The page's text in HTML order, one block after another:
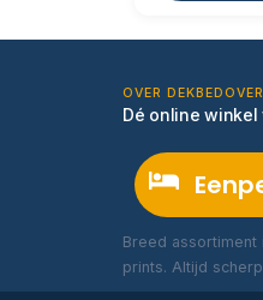
OVER
Dé online
Breed
prints. Altijd